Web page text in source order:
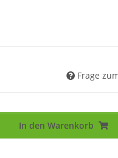
Frage
In den Warenkorb